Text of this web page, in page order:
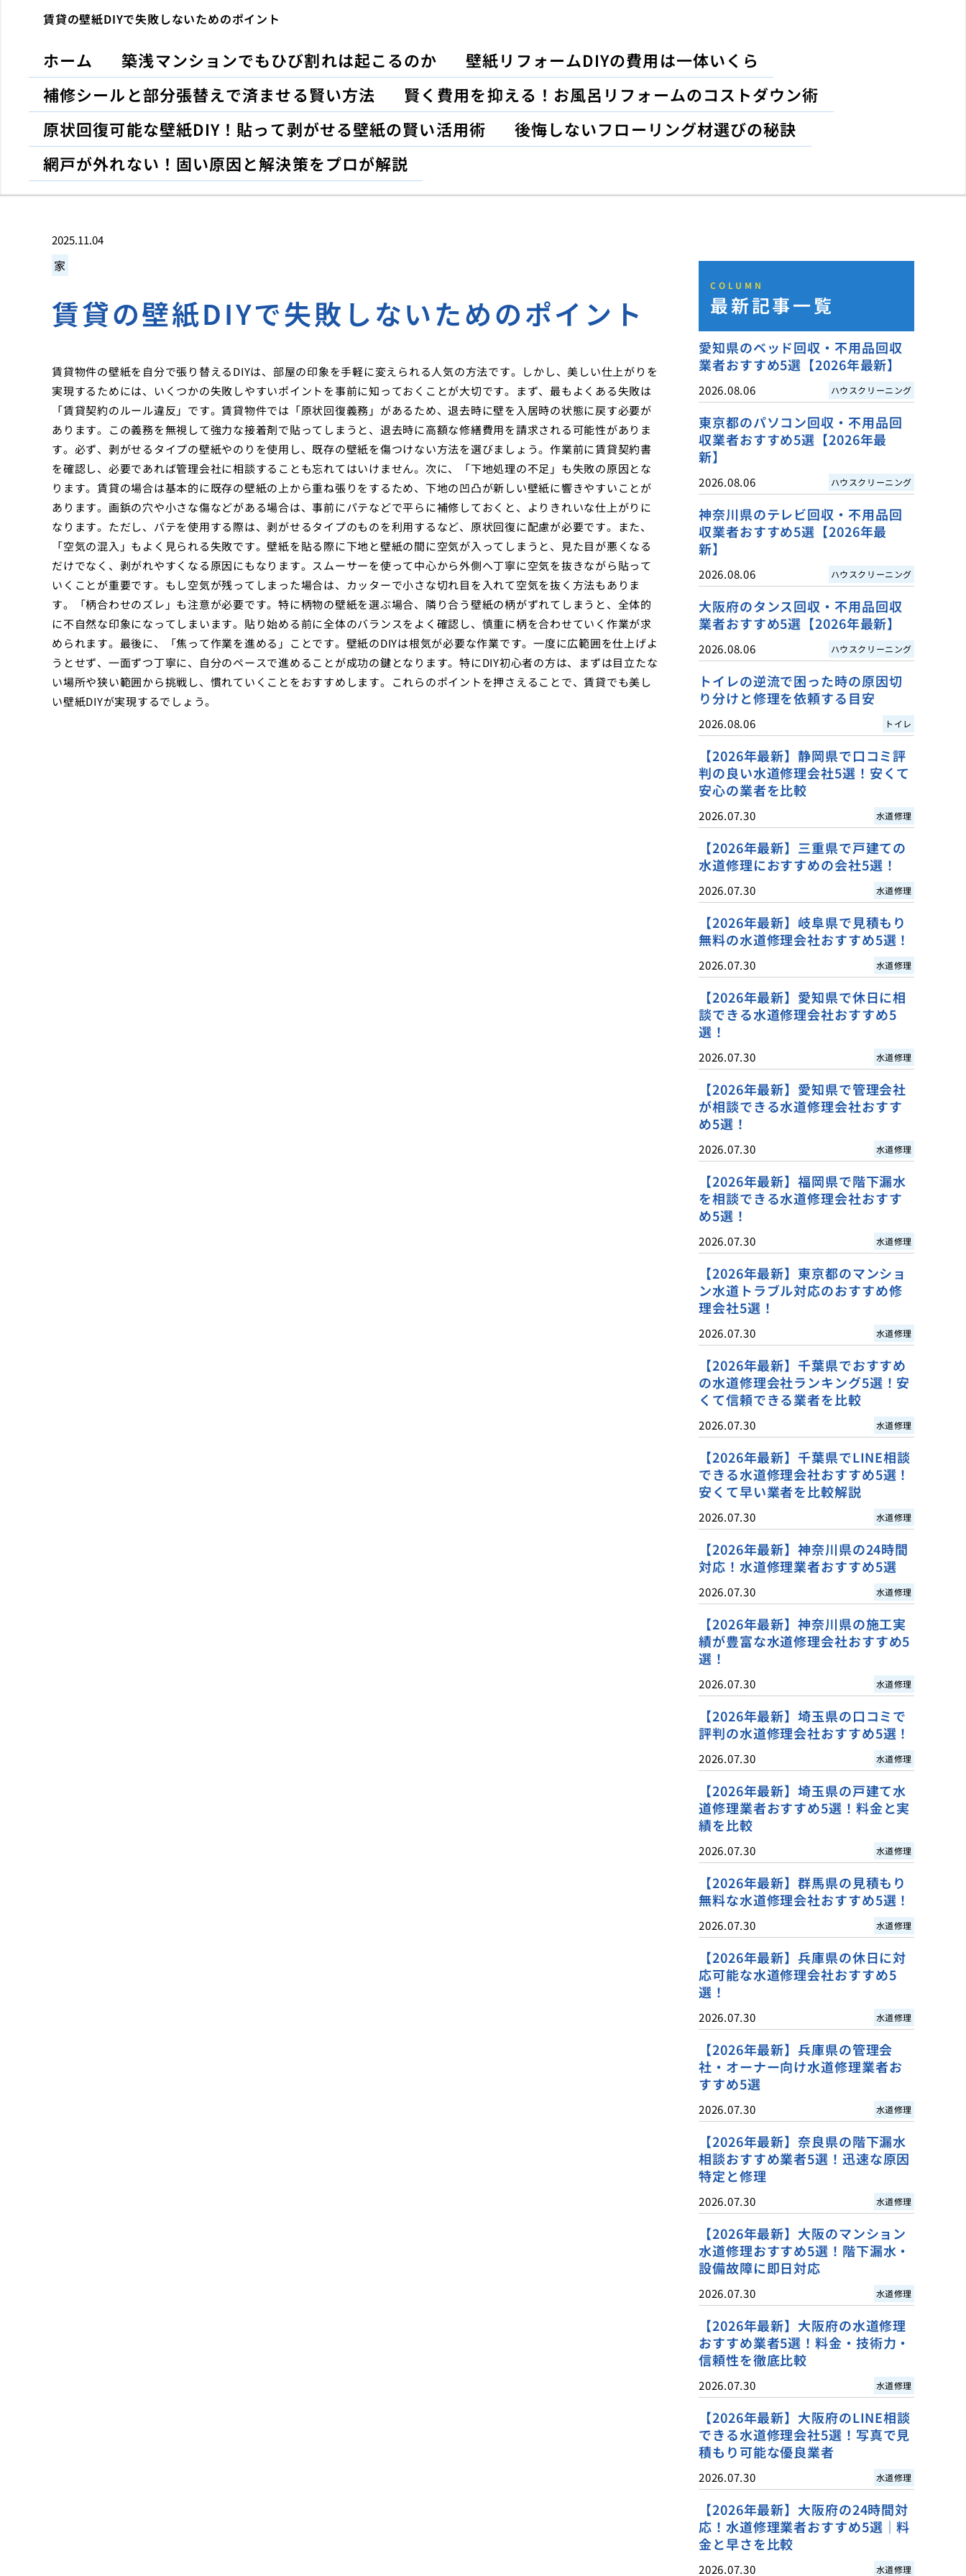
賃貸の壁紙DIYで失敗しないためのポイント
ホーム 築浅マンションでもひび割れは起こるのか
壁紙リフォームDIYの費用は一体いくら
補修シールと部分張替えで済ませる賢い方法
賢く費用を抑える！お風呂リフォームのコストダウン術
原状回復可能な壁紙DIY！貼って剥がせる壁紙の賢い活用術
後悔しないフローリング材選びの秘訣
網戸が外れない！固い原因と解決策をプロが解説
2025.11.04
家
賃貸の壁紙DIYで失敗しないためのポイント
賃貸物件の壁紙を自分で張り替えるDIYは、部屋の印象を手軽に変えられる人気の方法です。しかし、美しい仕上がりを
実現するためには、いくつかの失敗しやすいポイントを事前に知っておくことが大切です。まず、最もよくある失敗は
「賃貸契約のルール違反」です。賃貸物件では「原状回復義務」があるため、退去時に壁を入居時の状態に戻す必要が
あります。この義務を無視して強力な接着剤で貼ってしまうと、退去時に高額な修繕費用を請求される可能性がありま
す。必ず、剥がせるタイプの壁紙やのりを使用し、既存の壁紙を傷つけない方法を選びましょう。作業前に賃貸契約書
を確認し、必要であれば管理会社に相談することも忘れてはいけません。次に、「下地処理の不足」も失敗の原因とな
ります。賃貸の場合は基本的に既存の壁紙の上から重ね張りをするため、下地の凹凸が新しい壁紙に響きやすいことが
あります。画鋲の穴や小さな傷などがある場合は、事前にパテなどで平らに補修しておくと、よりきれいな仕上がりに
なります。ただし、パテを使用する際は、剥がせるタイプのものを利用するなど、原状回復に配慮が必要です。また、
「空気の混入」もよく見られる失敗です。壁紙を貼る際に下地と壁紙の間に空気が入ってしまうと、見た目が悪くなる
だけでなく、剥がれやすくなる原因にもなります。スムーサーを使って中心から外側へ丁寧に空気を抜きながら貼って
いくことが重要です。もし空気が残ってしまった場合は、カッターで小さな切れ目を入れて空気を抜く方法もありま
す。「柄合わせのズレ」も注意が必要です。特に柄物の壁紙を選ぶ場合、隣り合う壁紙の柄がずれてしまうと、全体的
に不自然な印象になってしまいます。貼り始める前に全体のバランスをよく確認し、慎重に柄を合わせていく作業が求
められます。最後に、「焦って作業を進める」ことです。壁紙のDIYは根気が必要な作業です。一度に広範囲を仕上げよ
うとせず、一面ずつ丁寧に、自分のペースで進めることが成功の鍵となります。特にDIY初心者の方は、まずは目立たな
い場所や狭い範囲から挑戦し、慣れていくことをおすすめします。これらのポイントを押さえることで、賃貸でも美し
い壁紙DIYが実現するでしょう。
COLUMN
最新記事一覧
愛知県のベッド回収・不用品回収
業者おすすめ5選【2026年最新】
2026.08.06 ハウスクリーニング
東京都のパソコン回収・不用品回
収業者おすすめ5選【2026年最
新】
2026.08.06 ハウスクリーニング
神奈川県のテレビ回収・不用品回
収業者おすすめ5選【2026年最
新】
2026.08.06 ハウスクリーニング
大阪府のタンス回収・不用品回収
業者おすすめ5選【2026年最新】
2026.08.06 ハウスクリーニング
トイレの逆流で困った時の原因切
り分けと修理を依頼する目安
2026.08.06 トイレ
【2026年最新】静岡県で口コミ評
判の良い水道修理会社5選！安くて
安心の業者を比較
2026.07.30 水道修理
【2026年最新】三重県で戸建ての
水道修理におすすめの会社5選！
2026.07.30 水道修理
【2026年最新】岐阜県で見積もり
無料の水道修理会社おすすめ5選！
2026.07.30 水道修理
【2026年最新】愛知県で休日に相
談できる水道修理会社おすすめ5
選！
2026.07.30 水道修理
【2026年最新】愛知県で管理会社
が相談できる水道修理会社おすす
め5選！
2026.07.30 水道修理
【2026年最新】福岡県で階下漏水
を相談できる水道修理会社おすす
め5選！
2026.07.30 水道修理
【2026年最新】東京都のマンショ
ン水道トラブル対応のおすすめ修
理会社5選！
2026.07.30 水道修理
【2026年最新】千葉県でおすすめ
の水道修理会社ランキング5選！安
くて信頼できる業者を比較
2026.07.30 水道修理
【2026年最新】千葉県でLINE相談
できる水道修理会社おすすめ5選！
安くて早い業者を比較解説
2026.07.30 水道修理
【2026年最新】神奈川県の24時間
対応！水道修理業者おすすめ5選
2026.07.30 水道修理
【2026年最新】神奈川県の施工実
績が豊富な水道修理会社おすすめ5
選！
2026.07.30 水道修理
【2026年最新】埼玉県の口コミで
評判の水道修理会社おすすめ5選！
2026.07.30 水道修理
【2026年最新】埼玉県の戸建て水
道修理業者おすすめ5選！料金と実
績を比較
2026.07.30 水道修理
【2026年最新】群馬県の見積もり
無料な水道修理会社おすすめ5選！
2026.07.30 水道修理
【2026年最新】兵庫県の休日に対
応可能な水道修理会社おすすめ5
選！
2026.07.30 水道修理
【2026年最新】兵庫県の管理会
社・オーナー向け水道修理業者お
すすめ5選
2026.07.30 水道修理
【2026年最新】奈良県の階下漏水
相談おすすめ業者5選！迅速な原因
特定と修理
2026.07.30 水道修理
【2026年最新】大阪のマンション
水道修理おすすめ5選！階下漏水・
設備故障に即日対応
2026.07.30 水道修理
【2026年最新】大阪府の水道修理
おすすめ業者5選！料金・技術力・
信頼性を徹底比較
2026.07.30 水道修理
【2026年最新】大阪府のLINE相談
できる水道修理会社5選！写真で見
積もり可能な優良業者
2026.07.30 水道修理
【2026年最新】大阪府の24時間対
応！水道修理業者おすすめ5選｜料
金と早さを比較
2026.07.30 水道修理